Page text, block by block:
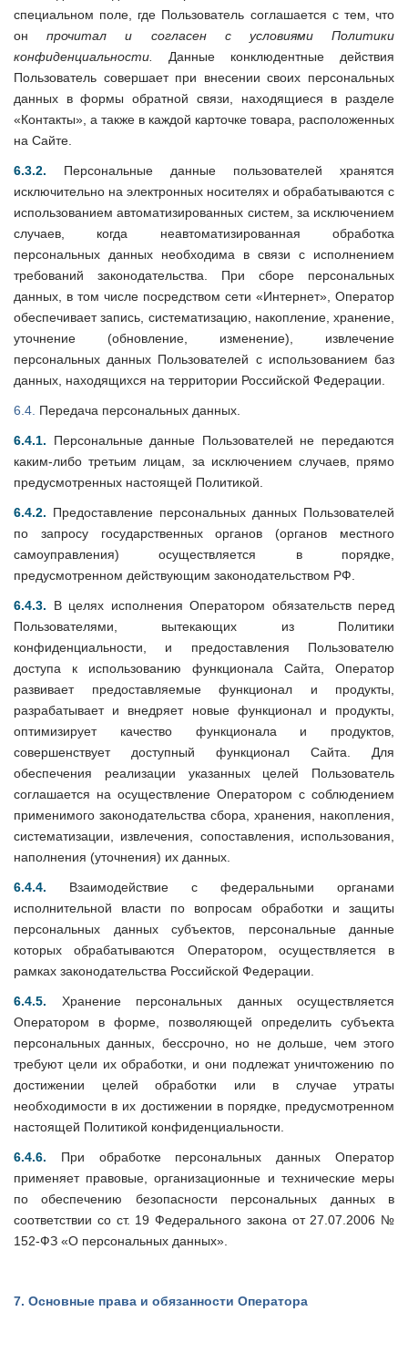
специальном поле, где Пользователь соглашается с тем, что
он
прочитал и согласен с условиями Политики
конфиденциальности. Данные конклюдентные действия
Пользователь совершает при внесении своих персональных
данных в формы обратной связи, находящиеся в разделе
«Контакты», а также в каждой карточке товара, расположенных
на Сайте
6.3.2.
Персональные данные пользователей хранятся
исключительно на электронных носителях и обрабатываются с
использованием автоматизированных систем, за исключением
случаев, когда неавтоматизированная обработка
персональных данных необходима в связи с исполнением
требований законодательства. При сборе персональных
данных, в том числе посредством сети «Интернет», Оператор
обеспечивает запись, систематизацию, накопление, хранение,
уточнение (обновление, изменение), извлечение
персональных данных Пользователей с использованием баз
данных, находящихся на территории Российской Федерации.
6.4. Передача персональных данных.
6.4.1.
Персональные данные Пользователей не передаются
каким-либо третьим лицам, за исключением случаев, прямо
предусмотренных настоящей Политикой.
6.4.2. Предоставление персональных данных Пользователей
по запросу государственных органов (органов местного
самоуправления) осуществляется в порядке,
предусмотренном действующим законодательством РФ.
6.4.3.
В целях исполнения Оператором обязательств перед
Пользователями, вытекающих из Политики
конфиденциальности, и предоставления Пользователю
доступа к использованию функционала Сайта, Оператор
развивает предоставляемые функционал и продукты,
разрабатывает и внедряет новые функционал и продукты,
оптимизирует качество функционала и продуктов,
совершенствует доступный функционал Сайта. Для
обеспечения реализации указанных целей Пользователь
соглашается на осуществление Оператором с соблюдением
применимого законодательства сбора, хранения, накопления,
систематизации, извлечения, сопоставления, использования,
наполнения (уточнения) их данных.
6.4.4.
Взаимодействие с федеральными органами
исполнительной власти по вопросам обработки и защиты
персональных данных субъектов, персональные данные
которых обрабатываются Оператором, осуществляется в
рамках законодательства Российской Федерации.
6.4.5.
Хранение персональных данных осуществляется
Оператором в форме, позволяющей определить субъекта
персональных данных, бессрочно, но не дольше, чем этого
требуют цели их обработки, и они подлежат уничтожению по
достижении целей обработки или в случае утраты
необходимости в их достижении в порядке, предусмотренном
настоящей Политикой конфиденциальности.
6.4.6.
При обработке персональных данных Оператор
применяет правовые, организационные и технические меры
по обеспечению безопасности персональных данных в
соответствии со ст. 19 Федерального закона от 27.07.2006 №
152-ФЗ «О персональных данных».
7. Основные права и обязанности Оператора